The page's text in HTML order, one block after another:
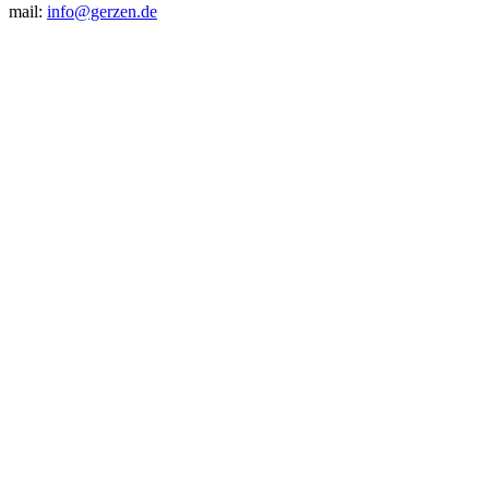
mail: info@gerzen.de